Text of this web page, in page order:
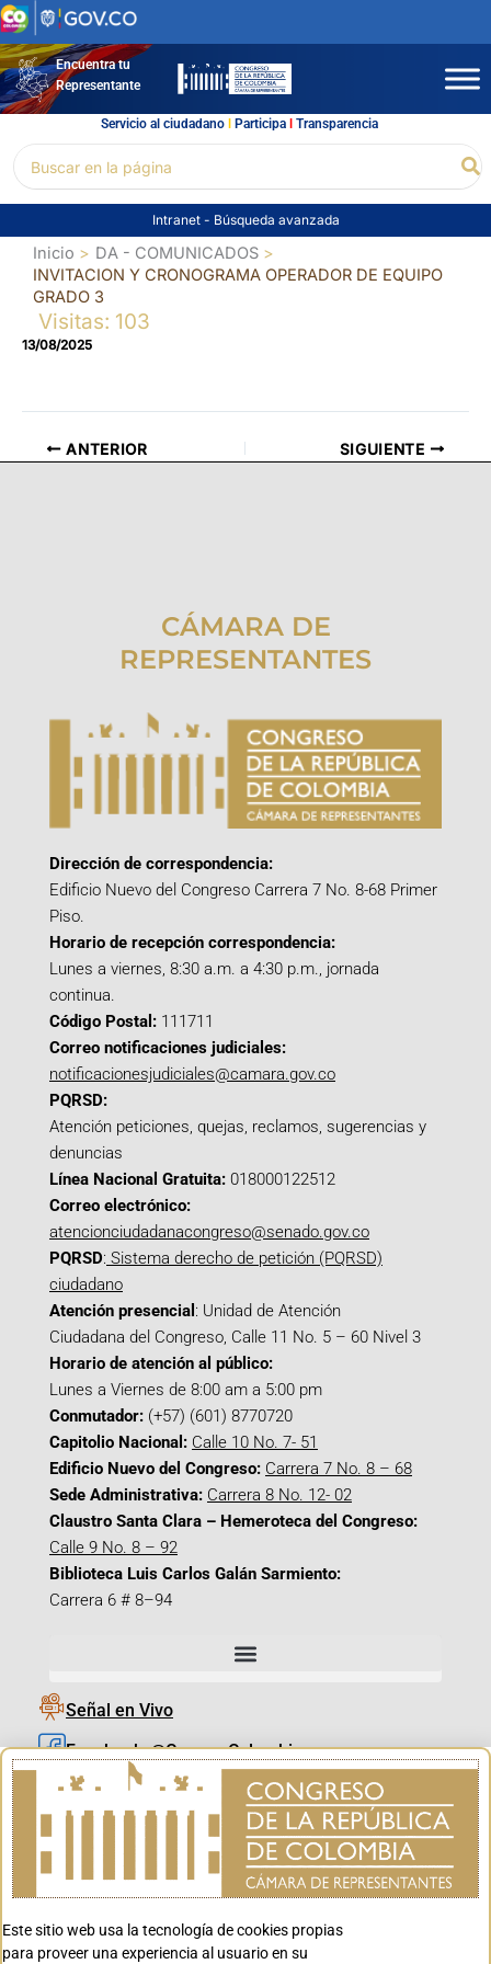
Ir
al
contenidoEncuentra tu
Representante
Servicio al ciudadano l Participal Transparencia
por:
Intranet - Búsqueda avanzada
Inicio
DA - COMUNICADOS
INVITACION Y CRONOGRAMA OPERADOR DE EQUIPO
GRADO 3
Visitas: 103
13/08/2025
ANTERIOR SIGUIENTE
CÁMARA DE
REPRESENTANTES
Dirección de correspondencia:
Edificio Nuevo del Congreso Carrera 7 No. 8-68 Primer
Piso.
Horario de recepción correspondencia:
Lunes a viernes, 8:30 a.m. a 4:30 p.m., jornada
continua.
Código Postal: 111711
Correo notificaciones judiciales:
notificacionesjudiciales@camara.gov.co
PQRSD:
Atención peticiones, quejas, reclamos, sugerencias y
denuncias
Línea Nacional Gratuita: 018000122512
Correo electrónico:
atencionciudadanacongreso@senado.gov.co
PQRSD: Sistema derecho de petición (PQRSD)
ciudadano
Atención presencial : Unidad de Atención
Ciudadana del Congreso, Calle 11 No. 5 – 60 Nivel 3
Horario de atención al público:
Lunes a Viernes de 8:00 am a 5:00 pm
Conmutador: (+57) (601) 8770720
Capitolio Nacional: Calle 10 No. 7- 51
Edificio Nuevo del Congreso: Carrera 7 No. 8 – 68
Sede Administrativa: Carrera 8 No. 12- 02
Claustro Santa Clara – Hemeroteca del Congreso:
Calle 9 No. 8 – 92
Biblioteca Luis Carlos Galán Sarmiento:
Carrera 6 # 8–94
Señal en Vivo
Facebook_@CamaraColombia
Instagram_@CamaraColombia
X_@CamaraColombia
Youtube_@CamaraColombia
Youtube_@CanalCongreso
Este sitio web usa la tecnología de cookies propias
para proveer una experiencia al usuario en su